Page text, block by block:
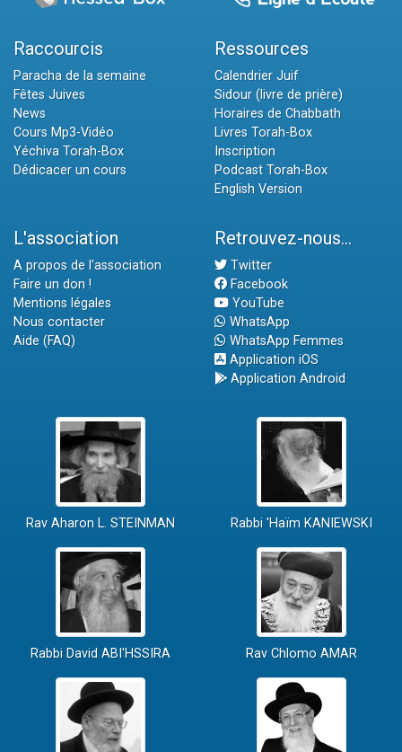
Raccourcis
Paracha de la semaine
Fêtes Juives
News
Cours Mp3-Vidéo
Yéchiva Torah-Box
Dédicacer un cours
Ressources
Calendrier Juif
Sidour (livre de prière)
Horaires de Chabbath
Livres Torah-Box
Inscription
Podcast Torah-Box
English Version
L'association
A propos de l'association
Faire un don !
Mentions légales
Nous contacter
Aide (FAQ)
Retrouvez-nous...
Twitter
Facebook
YouTube
WhatsApp
WhatsApp Femmes
Application iOS
Application Android
Rav Aharon L. STEINMAN Rabbi 'Haïm KANIEWSKI
Rabbi David ABI'HSSIRA Rav Chlomo AMAR